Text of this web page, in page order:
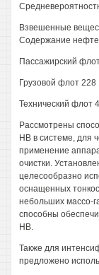
Взвешенные
Содержание
Пассажирский
Грузовой флот 228
Технический флот
Рассмотрены
НВ в системе, для
применение
очистки.
целесообразно
оснащенных
небольших массо-
способны
НВ.
Также для
предложено